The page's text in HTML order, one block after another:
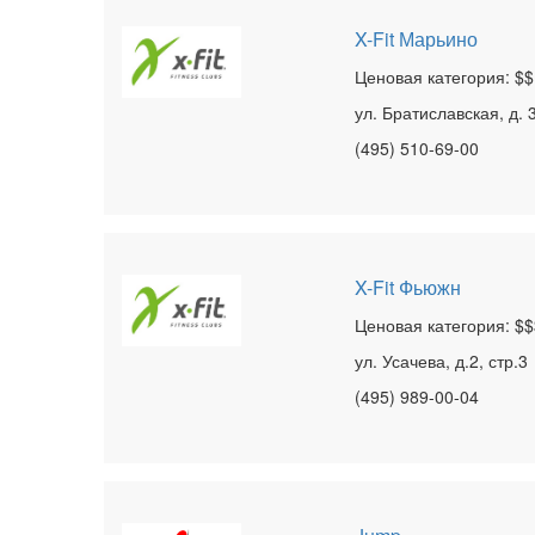
X-Fit Марьино
Ценовая категория: $$
ул. Братиславская, д.
(495) 510-69-00
X-Fit Фьюжн
Ценовая категория:
ул. Усачева, д.2, стр.3
(495) 989-00-04